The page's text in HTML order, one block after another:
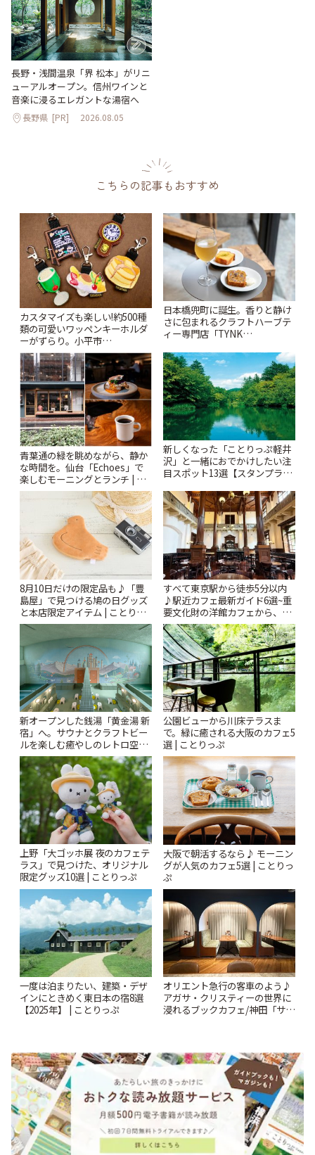
長野・浅間温泉「界 松本」がリニ
ューアルオープン。信州ワインと
音楽に浸るエレガントな湯宿へ
長野県 [PR] 2026.08.05
こちらの記事もおすすめ
カスタマイズも楽しい!約500種
類の可愛いワッペンキーホルダ
ーがずらり。小平市
「Kimamaya T&K」 | ことりっ
ぷ
日本橋兜町に誕生。香りと静け
さに包まれるクラフトハーブテ
ィー専門店「TYNK
青葉通の緑を眺めながら、静か
な時間を。仙台「Echoes」で
楽しむモーニングとランチ | こ
とりっぷ
新しくなった「ことりっぷ軽井
沢」と一緒におでかけしたい注
目スポット13選【スタンプラリ
8月10日だけの限定品も♪「豊
島屋」で見つける鳩の日グッズ
と本店限定アイテム | ことりっ
ぷ
すべて東京駅から徒歩5分以内
♪駅近カフェ最新ガイド6選~重
要文化財の洋館カフェから、改
札すぐのレトロ喫茶まで~ | こと
りっぷ
新オープンした銭湯「黄金湯 新
宿」へ。サウナとクラフトビー
ルを楽しむ癒やしのレトロ空間
| ことりっぷ
公園ビューから川床テラスま
で。緑に癒される大阪のカフェ5
選 | ことりっぷ
上野「大ゴッホ展 夜のカフェテ
ラス」で見つけた、オリジナル
限定グッズ10選 | ことりっぷ
大阪で朝活するなら♪ モーニン
グが人気のカフェ5選 | ことりっ
ぷ
一度は泊まりたい、建築・デザ
インにときめく東日本の宿8選
【2025年】 | ことりっぷ
オリエント急行の客車のよう♪
アガサ・クリスティーの世界に
浸れるブックカフェ/神田「サロ